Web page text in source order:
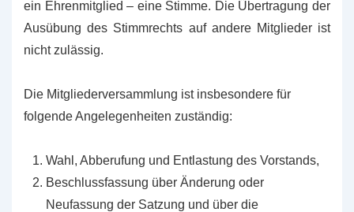
ein Ehrenmitglied – eine Stimme. Die Übertragung der
Ausübung des Stimmrechts auf andere Mitglieder ist
nicht zulässig.
Die Mitgliederversammlung ist insbesondere für
folgende Angelegenheiten zuständig:
Wahl, Abberufung und Entlastung des Vorstands,
Beschlussfassung über Änderung oder
Neufassung der Satzung und über die